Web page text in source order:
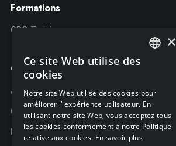
Formations
CRQ Training
Compagnie
À propos C-Risk
Carrière
Partenaires
×
Ce site Web utilise des
cookies
Notre site Web utilise des cookies pour
améliorer l"expérience utilisateur. En
utilisant notre site Web, vous acceptez tous
les cookies conformément à notre Politique
relative aux cookies. En savoir plus